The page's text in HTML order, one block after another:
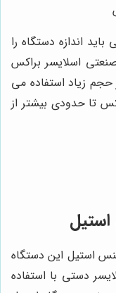
اندازه دستگاه را
اسلایسر براکس
زیاد استفاده می
تا حدودی بیشتر از
استیل این دستگاه
دستی با استفاده